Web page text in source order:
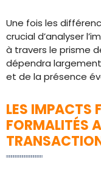
Une fois les
crucial d’analyser
à travers le prisme
dépendra
et de la présence
LES IMPACTS
FORMALITÉS